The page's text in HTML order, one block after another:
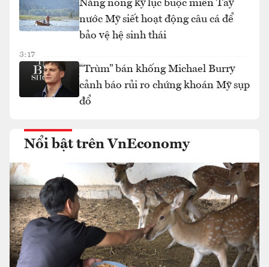
Nắng nóng kỷ lục buộc miền Tây
nước Mỹ siết hoạt động câu cá để
bảo vệ hệ sinh thái
3:17
“Trùm” bán khống Michael Burry
cảnh báo rủi ro chứng khoán Mỹ sụp
đổ
Nổi bật trên VnEconomy